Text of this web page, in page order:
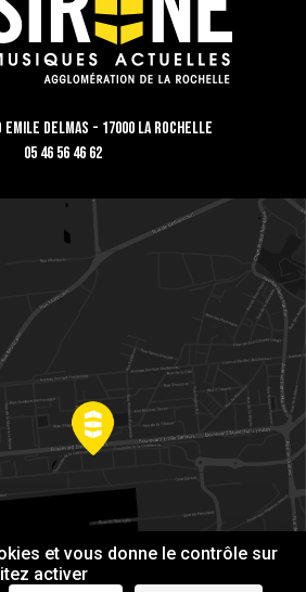
et vous donne le contrôle sur
activer
Emile Delmas - 17000 La Rochelle
05 46 56 46 62